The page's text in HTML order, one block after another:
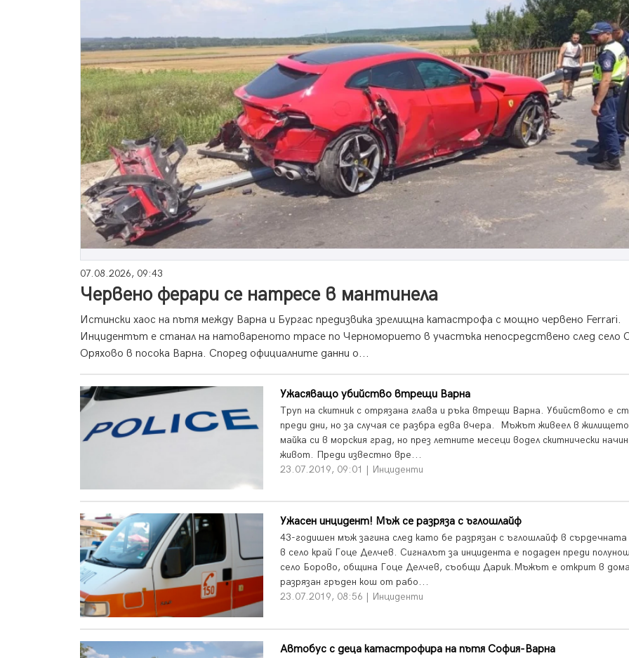
07.08.2026, 09:43
Червено ферари се натресе в мантинела
Истински хаос на пътя между Варна и Бургас предизвика зрелищна катастрофа с мощно червено Ferrari.
Инцидентът е станал на натовареното трасе по Черноморието в участъка непосредствено след село
Оряхово в посока Варна. Според официалните данни о...
Ужасяващо убийство втрещи Варна
Труп на скитник с отрязана глава и ръка втрещи Варна. Убийството е
преди дни, но за случая се разбра едва вчера. Мъжът живеел в
майка си в морския град, но през летните месеци водел скитнически
живот. Преди известно вре...
23.07.2019, 09:01 | Инциденти
Ужасен инцидент! Мъж се разряза с ъглошлайф
43-годишен мъж загина след като бе разрязан с ъглошлайф в
в село край Гоце Делчев. Сигналът за инцидента е подаден преди
село Борово, община Гоце Делчев, съобщи Дарик.Мъжът е открит в
разрязан гръден кош от рабо...
23.07.2019, 08:56 | Инциденти
Автобус с деца катастрофира на пътя София-Варна